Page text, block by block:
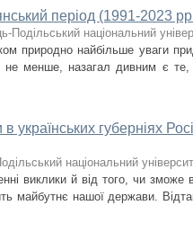
період (1991-2023
Подільський національний
природно найбільше уваги
не менше, назагал дивним є
українських губерніях
національний
виклики й від того, чи зможе
майбутнє нашої держави.